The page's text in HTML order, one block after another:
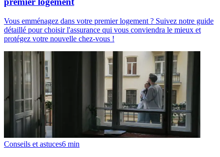
Vous emménagez dans votre premier logement ? Suivez notre guide
détaillé pour choisir l'assurance qui vous conviendra le mieux et
protégez votre nouvelle chez-vous !
Conseils et astuces6 min